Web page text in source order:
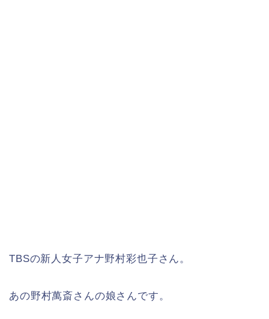
TBSの新人女子アナ野村彩也子さん。
あの野村萬斎さんの娘さんです。